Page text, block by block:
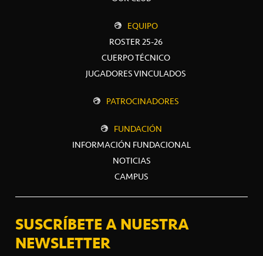
EQUIPO
ROSTER 25-26
CUERPO TÉCNICO
JUGADORES VINCULADOS
PATROCINADORES
FUNDACIÓN
INFORMACIÓN FUNDACIONAL
NOTICIAS
CAMPUS
SUSCRÍBETE A NUESTRA
NEWSLETTER